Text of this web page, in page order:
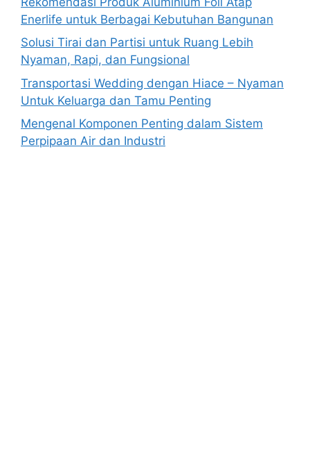
Enerlife untuk Berbagai Kebutuhan Bangunan
Solusi Tirai dan Partisi untuk Ruang Lebih
Nyaman, Rapi, dan Fungsional
Transportasi Wedding dengan Hiace – Nyaman
Untuk Keluarga dan Tamu Penting
Mengenal Komponen Penting dalam Sistem
Perpipaan Air dan Industri